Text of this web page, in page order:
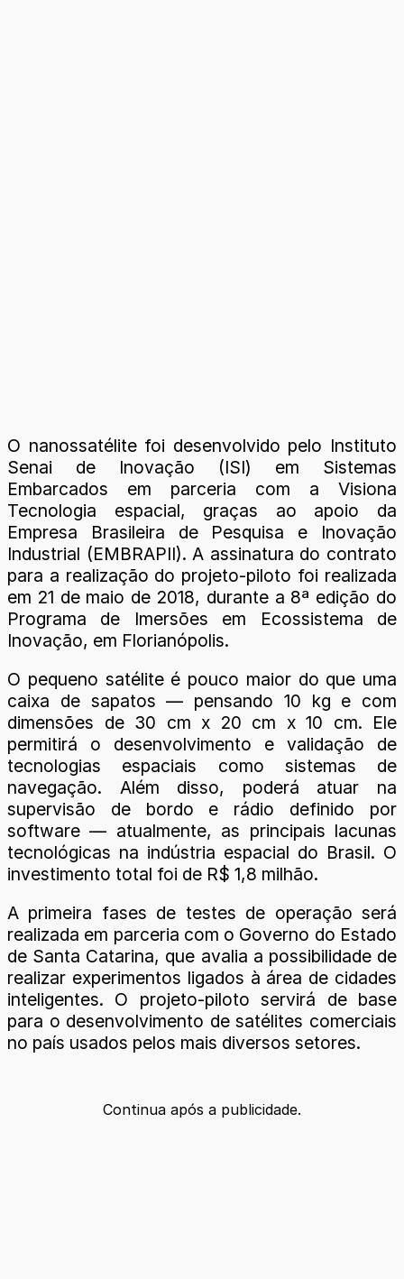
O nanossatélite foi desenvolvido pelo Instituto
Senai de Inovação (ISI) em Sistemas
Embarcados em parceria com a Visiona
Tecnologia espacial, graças ao apoio da
Empresa Brasileira de Pesquisa e Inovação
Industrial (EMBRAPII). A assinatura do contrato
para a realização do projeto-piloto foi realizada
em 21 de maio de 2018, durante a 8ª edição do
Programa de Imersões em Ecossistema de
Inovação, em Florianópolis.
O pequeno satélite é pouco maior do que uma
caixa de sapatos — pensando 10 kg e com
dimensões de 30 cm x 20 cm x 10 cm. Ele
permitirá o desenvolvimento e validação de
tecnologias espaciais como sistemas de
navegação. Além disso, poderá atuar na
supervisão de bordo e rádio definido por
software — atualmente, as principais lacunas
tecnológicas na indústria espacial do Brasil. O
investimento total foi de R$ 1,8 milhão.
A primeira fases de testes de operação será
realizada em parceria com o Governo do Estado
de Santa Catarina, que avalia a possibilidade de
realizar experimentos ligados à área de cidades
inteligentes. O projeto-piloto servirá de base
para o desenvolvimento de satélites comerciais
no país usados pelos mais diversos setores.
Continua após a publicidade.